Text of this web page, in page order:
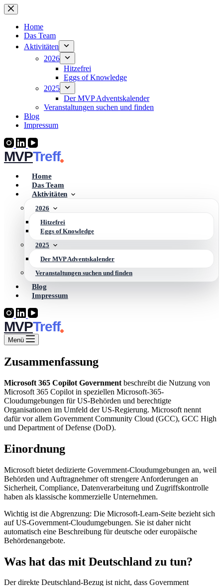
Zum
Inhalt
springenHome
Das Team
Aktivitäten
2026
Hitzefrei
Eggs of Knowledge
2025
Der MVP Adventskalender
Veranstaltungen suchen und finden
Blog
Impressum
MVP
Home
Das Team
Aktivitäten
2026
Hitzefrei
Eggs of Knowledge
2025
Der MVP Adventskalender
Veranstaltungen suchen und finden
Blog
Impressum
MVP
Menü
Zusammenfassung
Microsoft 365 Copilot Government beschreibt die Nutzung von
Microsoft 365 Copilot in speziellen Microsoft-365-
Cloudumgebungen für US-Behörden und berechtigte
Organisationen im Umfeld der US-Regierung. Microsoft nennt
dafür vor allem Government Community Cloud (GCC), GCC High
und Department of Defense (DoD).
Einordnung
Microsoft bietet dedizierte Government-Cloudumgebungen an, weil
Behörden und Auftragnehmer oft strengere Anforderungen an
Sicherheit, Compliance, Datenverarbeitung und Zugriffskontrolle
haben als klassische kommerzielle Unternehmen.
Wichtig ist die Abgrenzung: Die Microsoft-Learn-Seite bezieht sich
auf US-Government-Cloudumgebungen. Sie ist daher nicht
automatisch eine Beschreibung für deutsche oder europäische
Behördenangebote.
Was hat das mit Deutschland zu tun?
Der direkte Deutschland-Bezug ist nicht, dass Government